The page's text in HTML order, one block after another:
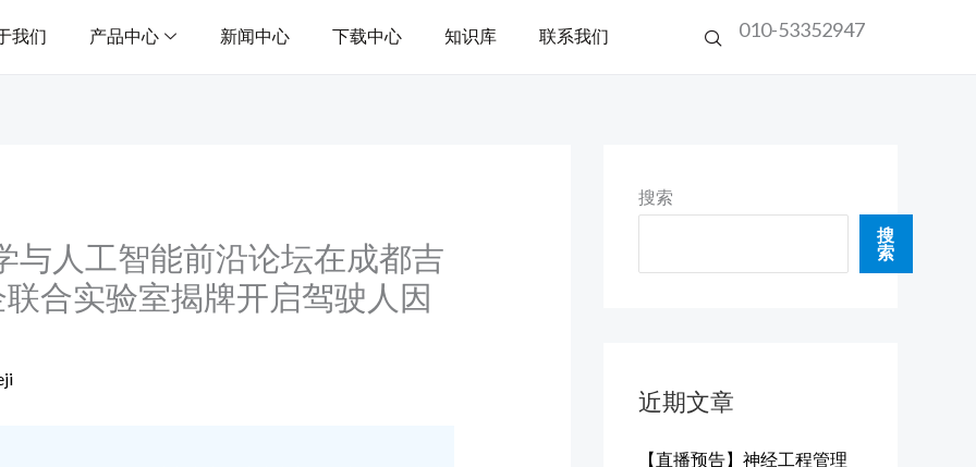
我们 产品中心 新闻中心 下载中心 知识库 联系我们 010-53352947
与人工智能前沿论坛在成都吉
合实验室揭牌开启驾驶人因
搜索
搜
索
近期文章
【直播预告】神经工程管理